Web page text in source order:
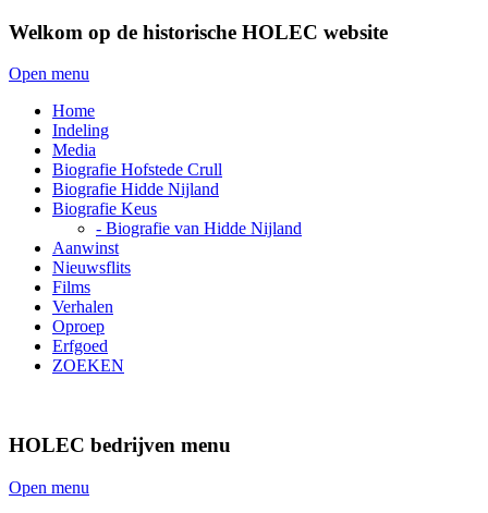
Welkom op de historische HOLEC website
Open menu
Home
Indeling
Media
Biografie Hofstede Crull
Biografie Hidde Nijland
Biografie Keus
- Biografie van Hidde Nijland
Aanwinst
Nieuwsflits
Films
Verhalen
Oproep
Erfgoed
ZOEKEN
HOLEC bedrijven menu
Open menu